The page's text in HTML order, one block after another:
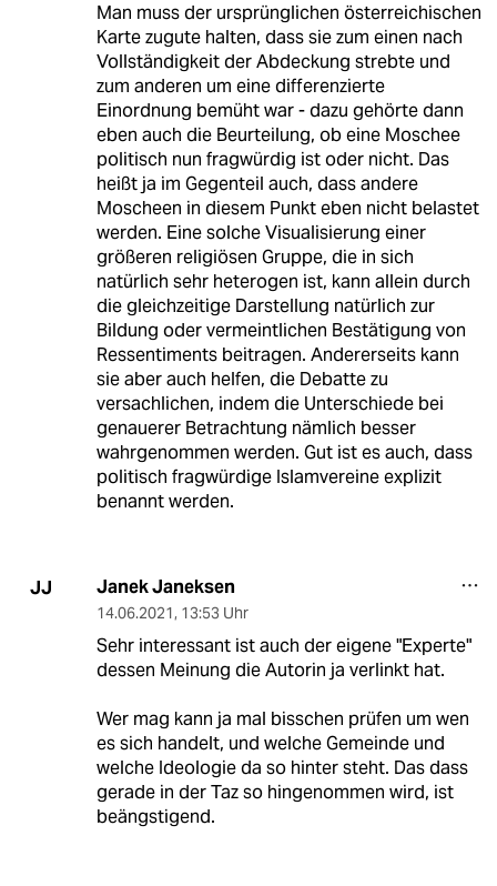
Man muss der ursprünglichen österreichischen
Karte zugute halten, dass sie zum einen nach
Vollständigkeit der Abdeckung strebte und
zum anderen um eine differenzierte
Einordnung bemüht war - dazu gehörte dann
eben auch die Beurteilung, ob eine Moschee
politisch nun fragwürdig ist oder nicht. Das
heißt ja im Gegenteil auch, dass andere
Moscheen in diesem Punkt eben nicht belastet
werden. Eine solche Visualisierung einer
größeren religiösen Gruppe, die in sich
natürlich sehr heterogen ist, kann allein durch
die gleichzeitige Darstellung natürlich zur
Bildung oder vermeintlichen Bestätigung von
Ressentiments beitragen. Andererseits kann
sie aber auch helfen, die Debatte zu
versachlichen, indem die Unterschiede bei
genauerer Betrachtung nämlich besser
wahrgenommen werden. Gut ist es auch, dass
politisch fragwürdige Islamvereine explizit
benannt werden.
JJ Janek Janeksen
14.06.2021, 13:53 Uhr
Sehr interessant ist auch der eigene "Experte"
dessen Meinung die Autorin ja verlinkt hat.
Wer mag kann ja mal bisschen prüfen um wen
es sich handelt, und welche Gemeinde und
welche Ideologie da so hinter steht. Das dass
gerade in der Taz so hingenommen wird, ist
beängstigend.